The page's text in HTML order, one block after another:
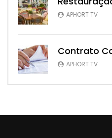
APHORT TV
Contrato
APHORT TV